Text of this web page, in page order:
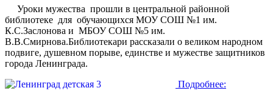
Уроки мужества прошли в центральной районной
библиотеке для обучающихся МОУ СОШ №1 им.
К.С.Заслонова и МБОУ СОШ №5 им.
В.В.Смирнова.Библиотекари рассказали о великом народном
подвиге, душевном порыве, единстве и мужестве защитников
города Ленинграда.
Подробнее: